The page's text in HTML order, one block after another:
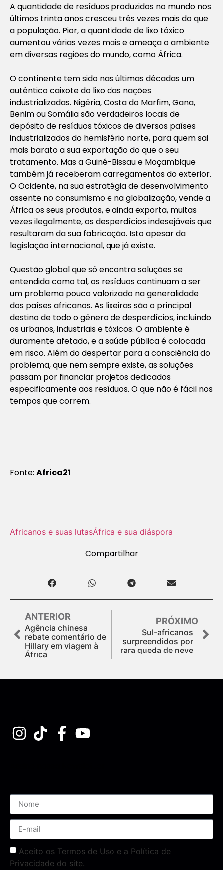
A quantidade de resíduos produzidos no mundo nos
últimos trinta anos cresceu três vezes mais do que
a população. Pior, a quantidade de lixo tóxico
aumentou várias vezes mais e ameaça o ambiente
em diversas regiões do mundo, como África.
O continente tem sido nas últimas décadas um
autêntico caixote do lixo das nações
industrializadas. Nigéria, Costa do Marfim, Gana,
Benim ou Somália são verdadeiros locais de
depósito de resíduos tóxicos de diversos países
industrializados do hemisfério norte, para quem sai
mais barato a sua exportação do que o seu
tratamento. Mas a Guiné-Bissau e Moçambique
também já receberam carregamentos do exterior.
O Ocidente, na sua estratégia de desenvolvimento
assente no consumismo e na globalização, vende a
África os seus produtos, e ainda exporta, muitas
vezes ilegalmente, os desperdícios indesejáveis que
resultaram da sua fabricação. Isto apesar da
legislação internacional, que já existe.
Questão global que só encontra soluções se
entendida como tal, os resíduos continuam a ser
um problema pouco valorizado na generalidade
dos países africanos. As lixeiras são o principal
destino de todo o género de desperdícios, incluindo
os urbanos, industriais e tóxicos. O ambiente é
duramente afetado, e a saúde pública é colocada
em risco. Além do despertar para a consciência do
problema, que nem sempre existe, as soluções
passam por financiar projetos dedicados
especificamente aos resíduos. O que não é fácil nos
tempos que correm.
Fonte: Africa21
Africanos e suas lutasÁfrica e sua diáspora
Compartilhar
ANTERIOR
Agência chinesa
rebate comentário de
Hillary em viagem à
África
PRÓXIMO
Sul-africanos
surpreendidos por
rara queda de neve
Aceito os Termos de Uso e a Política de
Privacidade do site.